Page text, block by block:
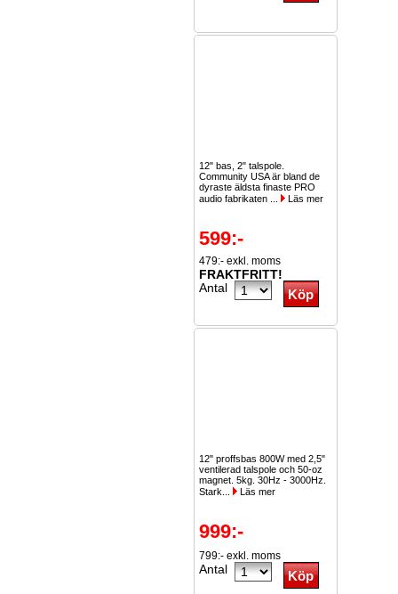
12" bas, 2" talspole.
Community USA är bland de
dyraste äldsta finaste PRO
audio fabrikaten ...
Läs mer
599:-
479:- exkl. moms
FRAKTFRITT!
Antal
12" proffsbas 800W med 2,5"
ventilerad talspole och 50-oz
magnet. 5kg. 30Hz - 3000Hz.
Stark...
Läs mer
999:-
799:- exkl. moms
Antal